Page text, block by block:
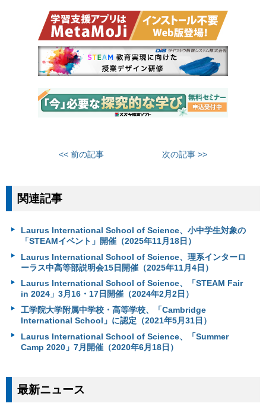
<< 前の記事 次の記事 >>
関連記事
Laurus International School of Science、小中学生対象の
「STEAMイベント」開催（2025年11月18日）
Laurus International School of Science、理系インターロ
ーラス中高等部説明会15日開催（2025年11月4日）
Laurus International School of Science、「STEAM Fair
in 2024」3月16・17日開催（2024年2月2日）
工学院大学附属中学校・高等学校、「Cambridge
International School」に認定（2021年5月31日）
Laurus International School of Science、「Summer
Camp 2020」7月開催（2020年6月18日）
最新ニュース